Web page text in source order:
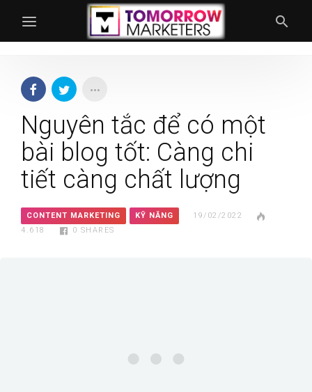
Nguyên tắc để có một
bài blog tốt: Càng chi
tiết càng chất lượng
CONTENT MARKETING KỸ NĂNG
19/02/2022
4.618
0 SHARES